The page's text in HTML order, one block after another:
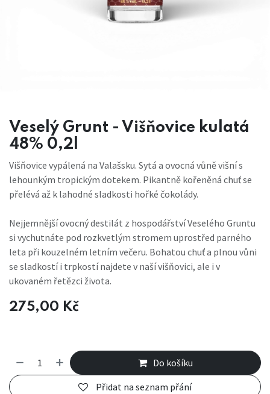
Veselý Grunt - Višňovice kulatá
48% 0,2l
Višňovice vypálená na Valašsku. Sytá a ovocná vůně višní s
lehounkým tropickým dotekem. Pikantně kořeněná chuť se
přelévá až k lahodné sladkosti hořké čokolády.
Nejjemnější ovocný destilát z hospodářství Veselého Gruntu
si vychutnáte pod rozkvetlým stromem uprostřed parného
leta při kouzelném letním večeru. Bohatou chuť a plnou vůni
se sladkostí i trpkostí najdete v naší višňovici, ale i v
ukovaném řetězci života.
275,00 Kč
Do košíku
Přidat na seznam přání